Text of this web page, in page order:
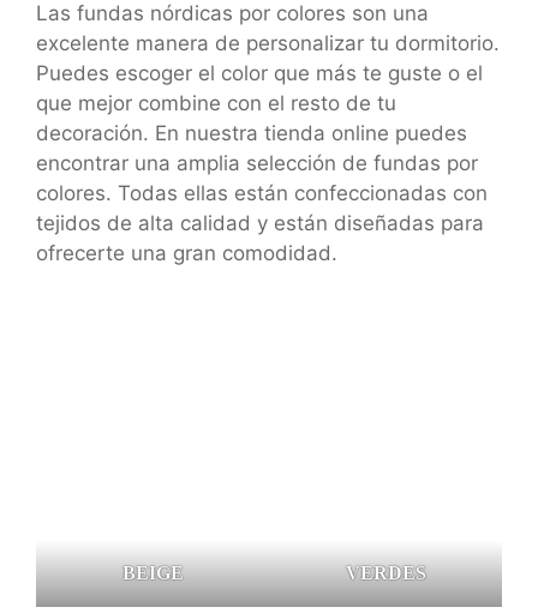
Las fundas nórdicas por colores son una
excelente manera de personalizar tu dormitorio.
Puedes escoger el color que más te guste o el
que mejor combine con el resto de tu
decoración. En nuestra tienda online puedes
encontrar una amplia selección de fundas por
colores. Todas ellas están confeccionadas con
tejidos de alta calidad y están diseñadas para
ofrecerte una gran comodidad.
BEIGE VERDES